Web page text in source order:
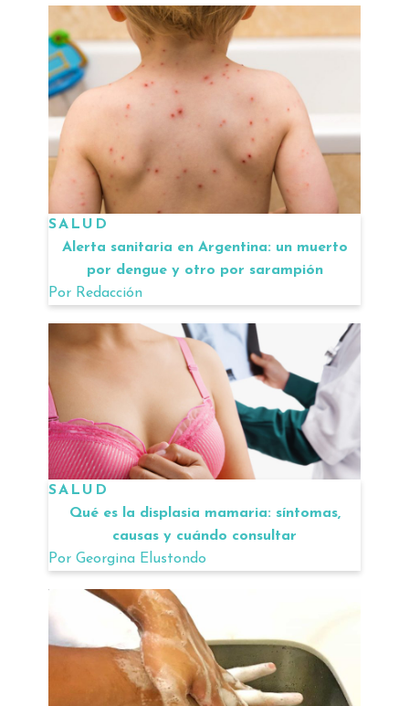
SALUD
Alerta sanitaria en Argentina: un muerto
por dengue y otro por sarampión
Por Redacción
SALUD
Qué es la displasia mamaria: síntomas,
causas y cuándo consultar
Por Georgina Elustondo